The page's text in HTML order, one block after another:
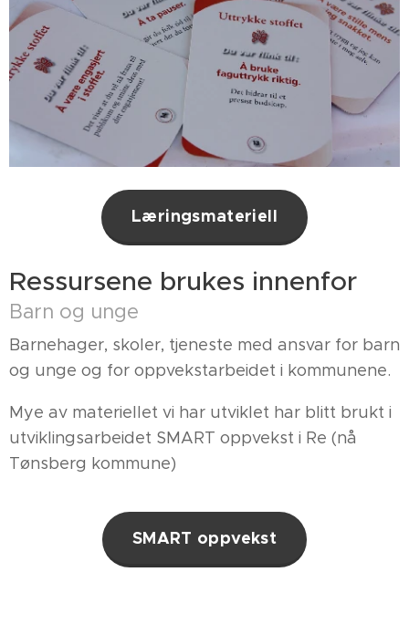
Læringsmateriell
Ressursene brukes innenfor
Barn og unge
Barnehager, skoler, tjeneste med ansvar for barn
og unge og for oppvekstarbeidet i kommunene.
Mye av materiellet vi har utviklet har blitt brukt i
utviklingsarbeidet SMART oppvekst i Re (nå
Tønsberg kommune)
SMART oppvekst